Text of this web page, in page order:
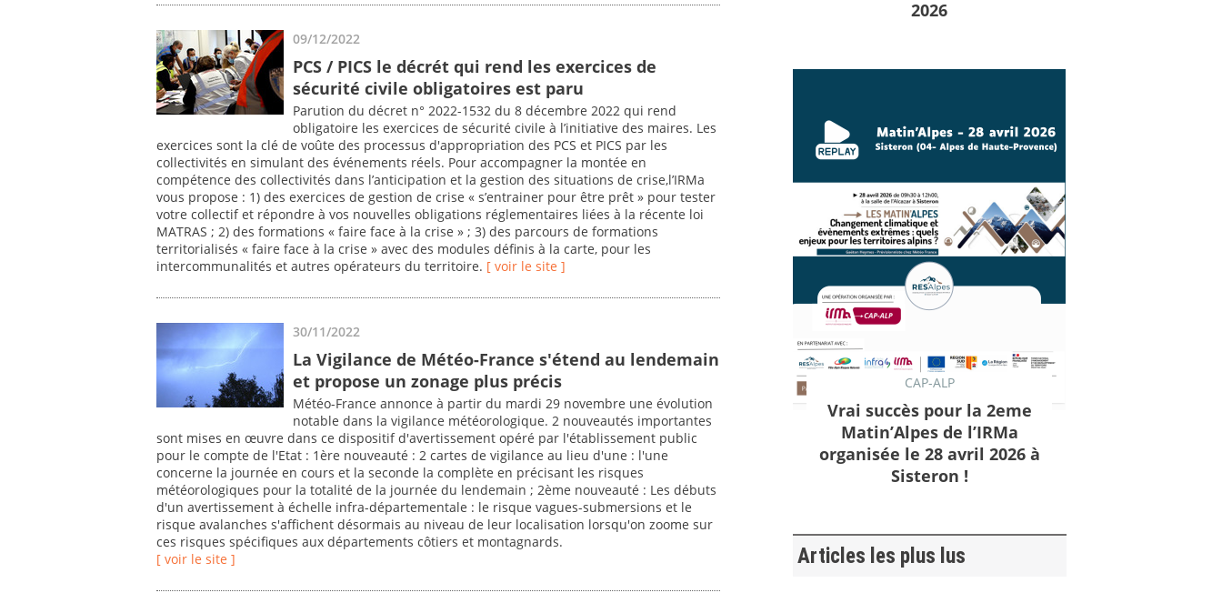
09/12/2022
PCS / PICS le décrét qui rend les exercices de
sécurité civile obligatoires est paru
Parution du décret n° 2022-1532 du 8 décembre 2022 qui rend
obligatoire les exercices de sécurité civile à l’initiative des maires. Les
exercices sont la clé de voûte des processus d'appropriation des PCS et PICS par les
collectivités en simulant des événements réels. Pour accompagner la montée en
compétence des collectivités dans l’anticipation et la gestion des situations de crise,l’IRMa
vous propose : 1) des exercices de gestion de crise « s’entrainer pour être prêt » pour tester
votre collectif et répondre à vos nouvelles obligations réglementaires liées à la récente loi
MATRAS ; 2) des formations « faire face à la crise » ; 3) des parcours de formations
territorialisés « faire face à la crise » avec des modules définis à la carte, pour les
intercommunalités et autres opérateurs du territoire. [ voir le site ]
30/11/2022
La Vigilance de Météo-France s'étend au lendemain
et propose un zonage plus précis
Météo-France annonce à partir du mardi 29 novembre une évolution
notable dans la vigilance météorologique. 2 nouveautés importantes
sont mises en œuvre dans ce dispositif d'avertissement opéré par l'établissement public
pour le compte de l'Etat : 1ère nouveauté : 2 cartes de vigilance au lieu d'une : l'une
concerne la journée en cours et la seconde la complète en précisant les risques
météorologiques pour la totalité de la journée du lendemain ; 2ème nouveauté : Les débuts
d'un avertissement à échelle infra-départementale : le risque vagues-submersions et le
risque avalanches s'affichent désormais au niveau de leur localisation lorsqu'on zoome sur
ces risques spécifiques aux départements côtiers et montagnards.
[ voir le site ]
2026
CAP-ALP
Vrai succès pour la 2eme
Matin’Alpes de l’IRMa
organisée le 28 avril 2026 à
Sisteron !
Articles les plus lus